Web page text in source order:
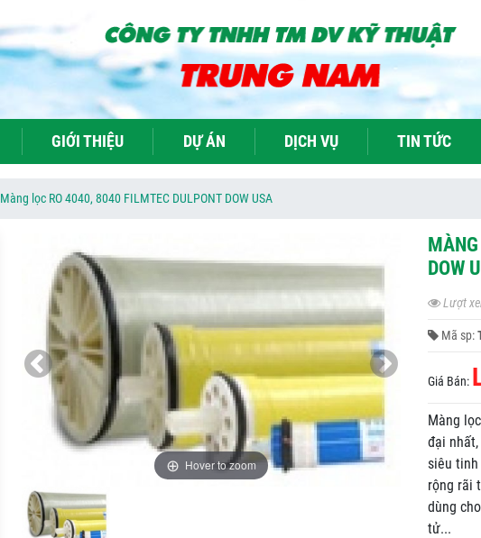
GIỚI THIỆU DỰ ÁN DỊCH VỤ TIN TỨC
Màng lọc RO 4040, 8040 FILMTEC DULPONT DOW USA
Hover to zoom
DOW
Lượt
Mã sp:
Giá Bán:
Màng
đại
siêu
rộng rãi
dùng
tử...